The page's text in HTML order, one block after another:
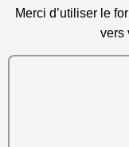
Merci d’utiliser le
vers